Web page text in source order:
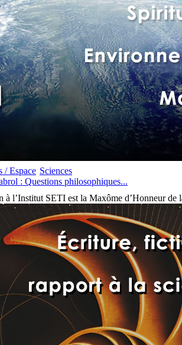
/ Espace Sciences
: Questions philosophiques...
l’Institut SETI est la Maxôme d’Honneur de